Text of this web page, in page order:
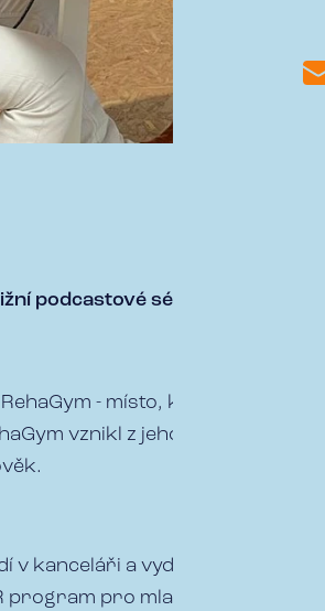
podcastové sérii Forbes
- místo, kde spojuje
vznikl z jeho osobní
v kanceláři a vydává příkazy.
program pro mladé vozíčkáře a